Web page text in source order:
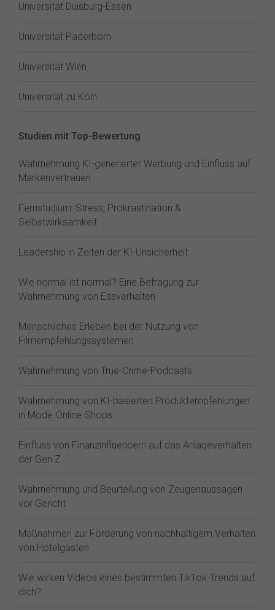
Universität Duisburg-Essen
Universität Paderborn
Universität Wien
Universität zu Köln
Studien mit Top-Bewertung
Wahrnehmung KI-generierter Werbung und Einfluss auf
Markenvertrauen
Fernstudium: Stress, Prokrastination &
Selbstwirksamkeit
Leadership in Zeiten der KI-Unsicherheit
Wie normal ist normal? Eine Befragung zur
Wahrnehmung von Essverhalten
Menschliches Erleben bei der Nutzung von
Filmempfehlungssystemen
Wahrnehmung von True-Crime-Podcasts
Wahrnehmung von KI-basierten Produktempfehlungen
in Mode-Online-Shops
Einfluss von Finanzinfluencern auf das Anlageverhalten
der Gen Z⁠
Wahrnehmung und Beurteilung von Zeugenaussagen
vor Gericht
Maßnahmen zur Förderung von nachhaltigem Verhalten
von Hotelgästen
Wie wirken Videos eines bestimmten TikTok-Trends auf
dich?